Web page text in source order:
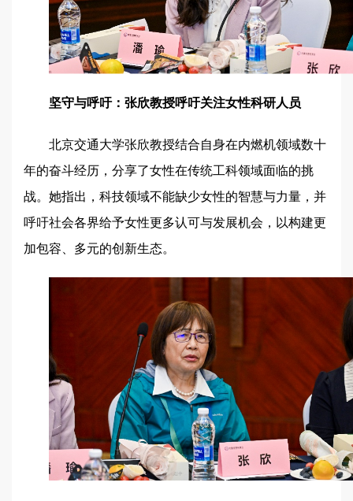
坚守与呼吁：张欣教授呼吁关注女性科研人员
北京交通大学张欣教授结合自身在内燃机领域数十
年的奋斗经历，分享了女性在传统工科领域面临的挑
战。她指出，科技领域不能缺少女性的智慧与力量，并
呼吁社会各界给予女性更多认可与发展机会，以构建更
加包容、多元的创新生态。